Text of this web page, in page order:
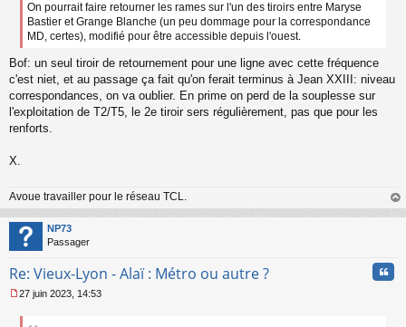
On pourrait faire retourner les rames sur l'un des tiroirs entre Maryse
Bastier et Grange Blanche (un peu dommage pour la correspondance
MD, certes), modifié pour être accessible depuis l'ouest.
Bof: un seul tiroir de retournement pour une ligne avec cette fréquence
c'est niet, et au passage ça fait qu'on ferait terminus à Jean XXIII: niveau
correspondances, on va oublier. En prime on perd de la souplesse sur
l'exploitation de T2/T5, le 2e tiroir sers régulièrement, pas que pour les
renforts.
X.
Avoue travailler pour le réseau TCL.
au
NP73
Passager
Re: Vieux-Lyon - Alaï : Métro ou autre ?
e
27 juin 2023, 14:53